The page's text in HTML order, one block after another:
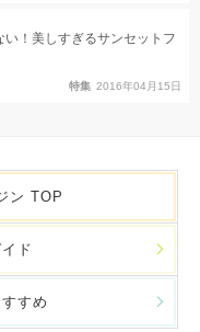
！美しすぎるサンセットフ
特集 2016年04月15日
ン TOP
ド
すめ